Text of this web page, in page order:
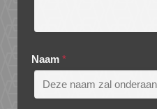
Naam *